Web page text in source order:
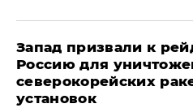
Запад призвали к
Россию для
северокорейских
установок